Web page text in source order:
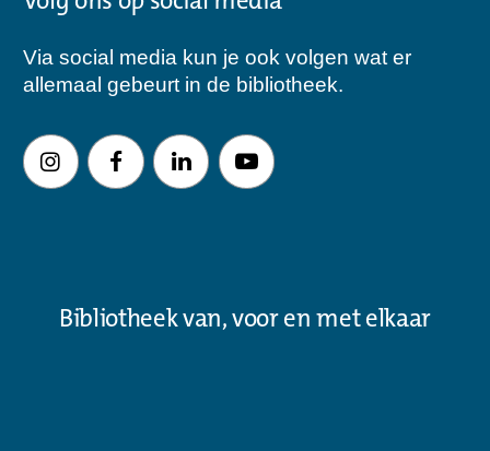
Via social media kun je ook volgen wat er
allemaal gebeurt in de bibliotheek.
Bibliotheek van, voor en met elkaar